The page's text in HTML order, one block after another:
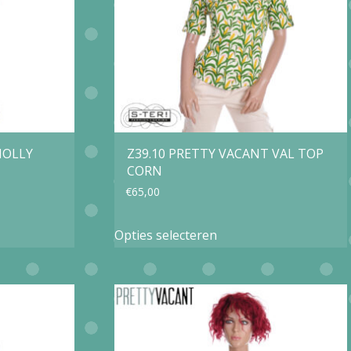
kan
gekozen
worden
op
de
productpagina
Z39.10 PRETTY VACANT VAL TOP
CORN
€65,00
Opties selecteren
meerdere
variaties.
Deze